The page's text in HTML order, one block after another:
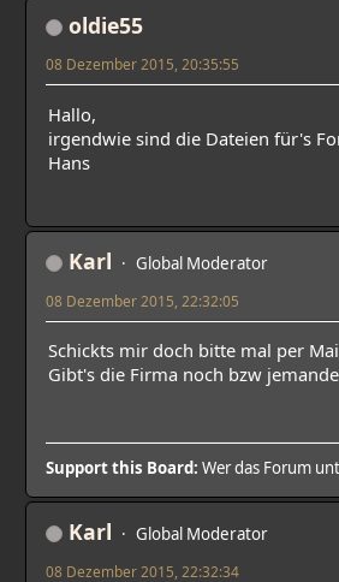
oldie55
08 Dezember 2015, 20:35:55
Hallo,
irgendwie sind die Dateien für's
Hans
Karl Global Moderator
08 Dezember 2015, 22:32:05
Schickts mir doch bitte mal per
Gibt's die Firma noch bzw
Support this Board: Wer das Forum
Karl Global Moderator
08 Dezember 2015, 22:32:34